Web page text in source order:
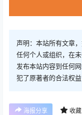
声明：本站所有文章
任何个人或组织，在
发布本站内容到任何
犯了原著者的合法权
海报分享 收藏